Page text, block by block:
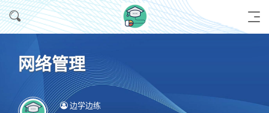
网络管理
边学边练